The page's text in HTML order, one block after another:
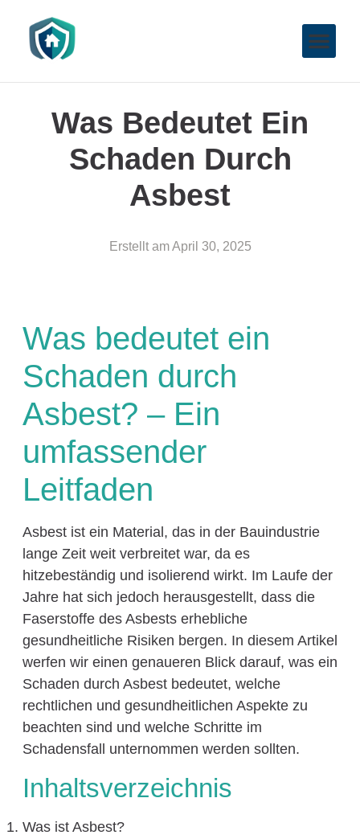
Was Bedeutet Ein
Schaden Durch
Asbest
Erstellt am April 30, 2025
Was bedeutet ein
Schaden durch
Asbest? – Ein
umfassender
Leitfaden
Asbest ist ein Material, das in der Bauindustrie
lange Zeit weit verbreitet war, da es
hitzebeständig und isolierend wirkt. Im Laufe der
Jahre hat sich jedoch herausgestellt, dass die
Faserstoffe des Asbests erhebliche
gesundheitliche Risiken bergen. In diesem Artikel
werfen wir einen genaueren Blick darauf, was ein
Schaden durch Asbest bedeutet, welche
rechtlichen und gesundheitlichen Aspekte zu
beachten sind und welche Schritte im
Schadensfall unternommen werden sollten.
Inhaltsverzeichnis
Was ist Asbest?